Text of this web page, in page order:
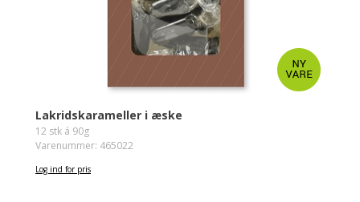
Lakridskarameller i æske
12 stk á 90g
Varenummer: 465022
Log ind for pris